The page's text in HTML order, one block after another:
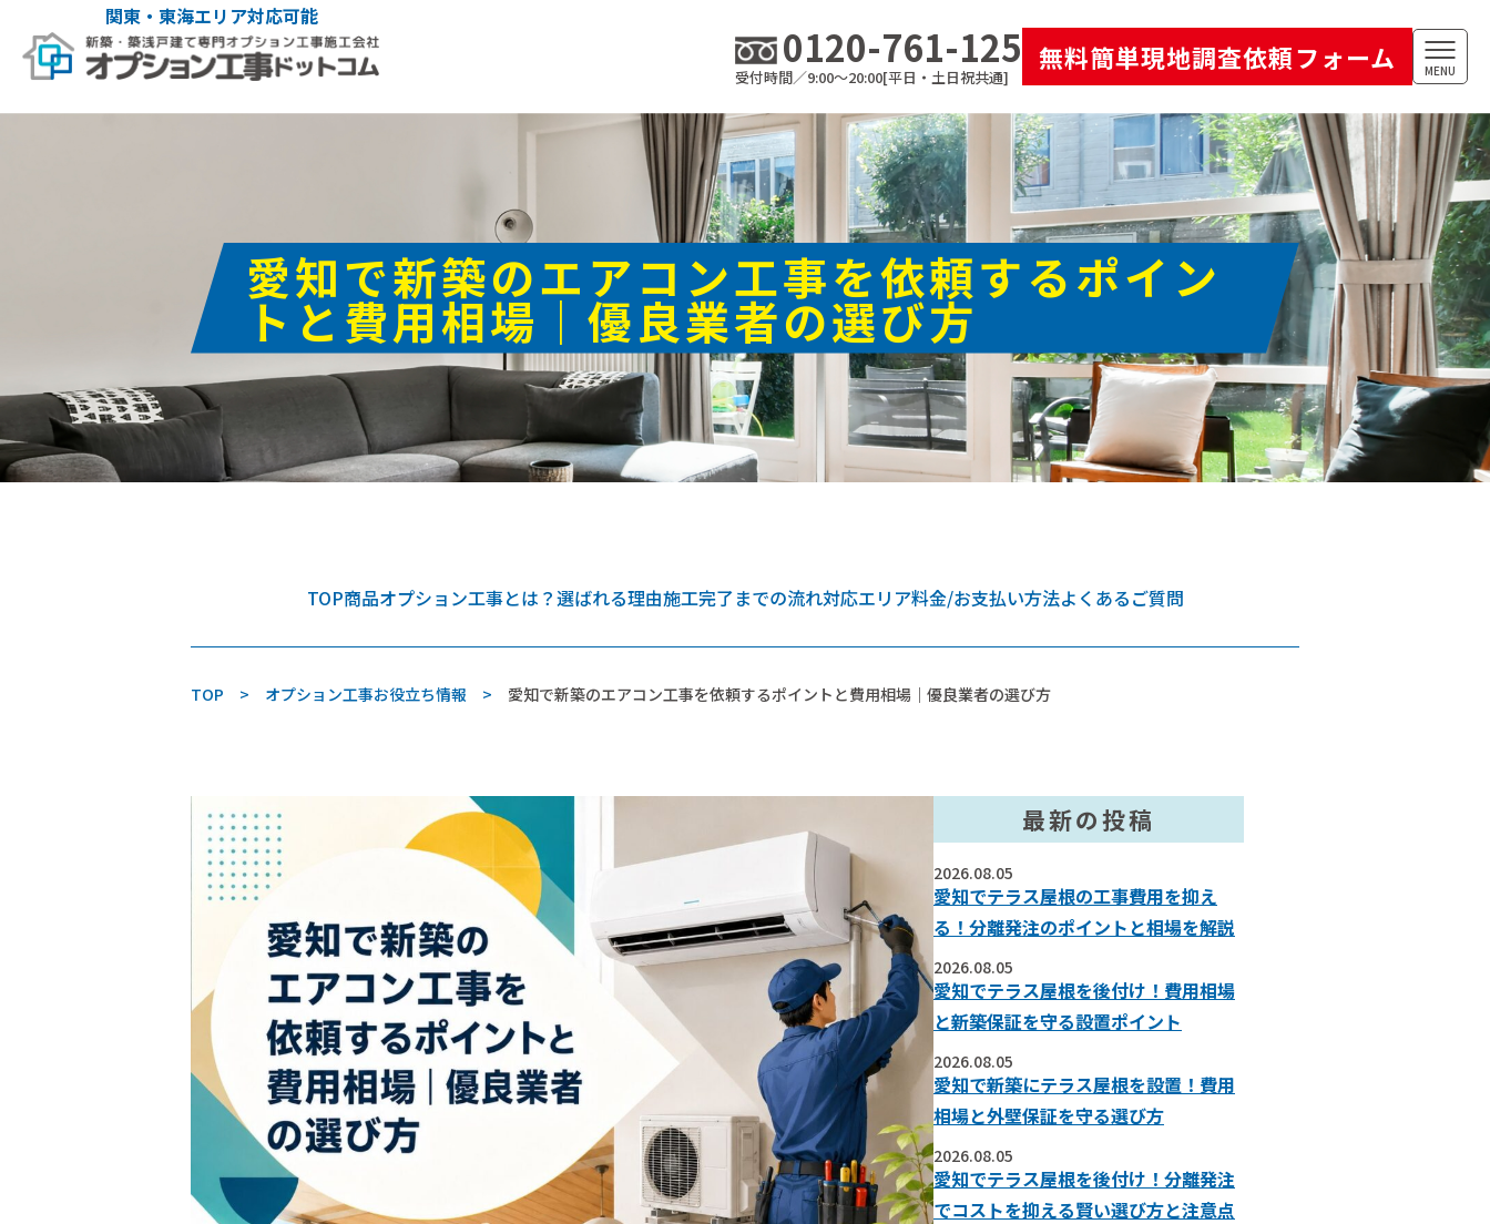
関東・東海エリア対応可能
0120-761-125
受付時間／9:00～20:00[平日・土日祝共通]
無料簡単現地調査依頼フォーム MENU
愛知で新築のエアコン工事を依頼するポイン
トと費用相場｜優良業者の選び方
TOP商品オプション工事とは？選ばれる理由施工完了までの流れ対応エリア料金/お支払い方法よくあるご質問
TOP オプション工事お役立ち情報 愛知で新築のエアコン工事を依頼するポイントと費用相場｜優良業者の選び方
最新の投稿
2026.08.05
愛知でテラス屋根の工事費用を抑え
る！分離発注のポイントと相場を解説
2026.08.05
愛知でテラス屋根を後付け！費用相場
と新築保証を守る設置ポイント
2026.08.05
愛知で新築にテラス屋根を設置！費用
相場と外壁保証を守る選び方
2026.08.05
愛知でテラス屋根を後付け！分離発注
でコストを抑える賢い選び方と注意点